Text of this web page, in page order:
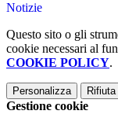
Notizie
Questo sito o gli
cookie necessari al
COOKIE POLICY.
Personalizza
Gestione cookie